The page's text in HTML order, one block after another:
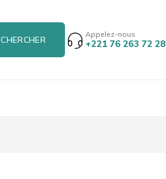
Appelez-nous
+221 76 263 72 28